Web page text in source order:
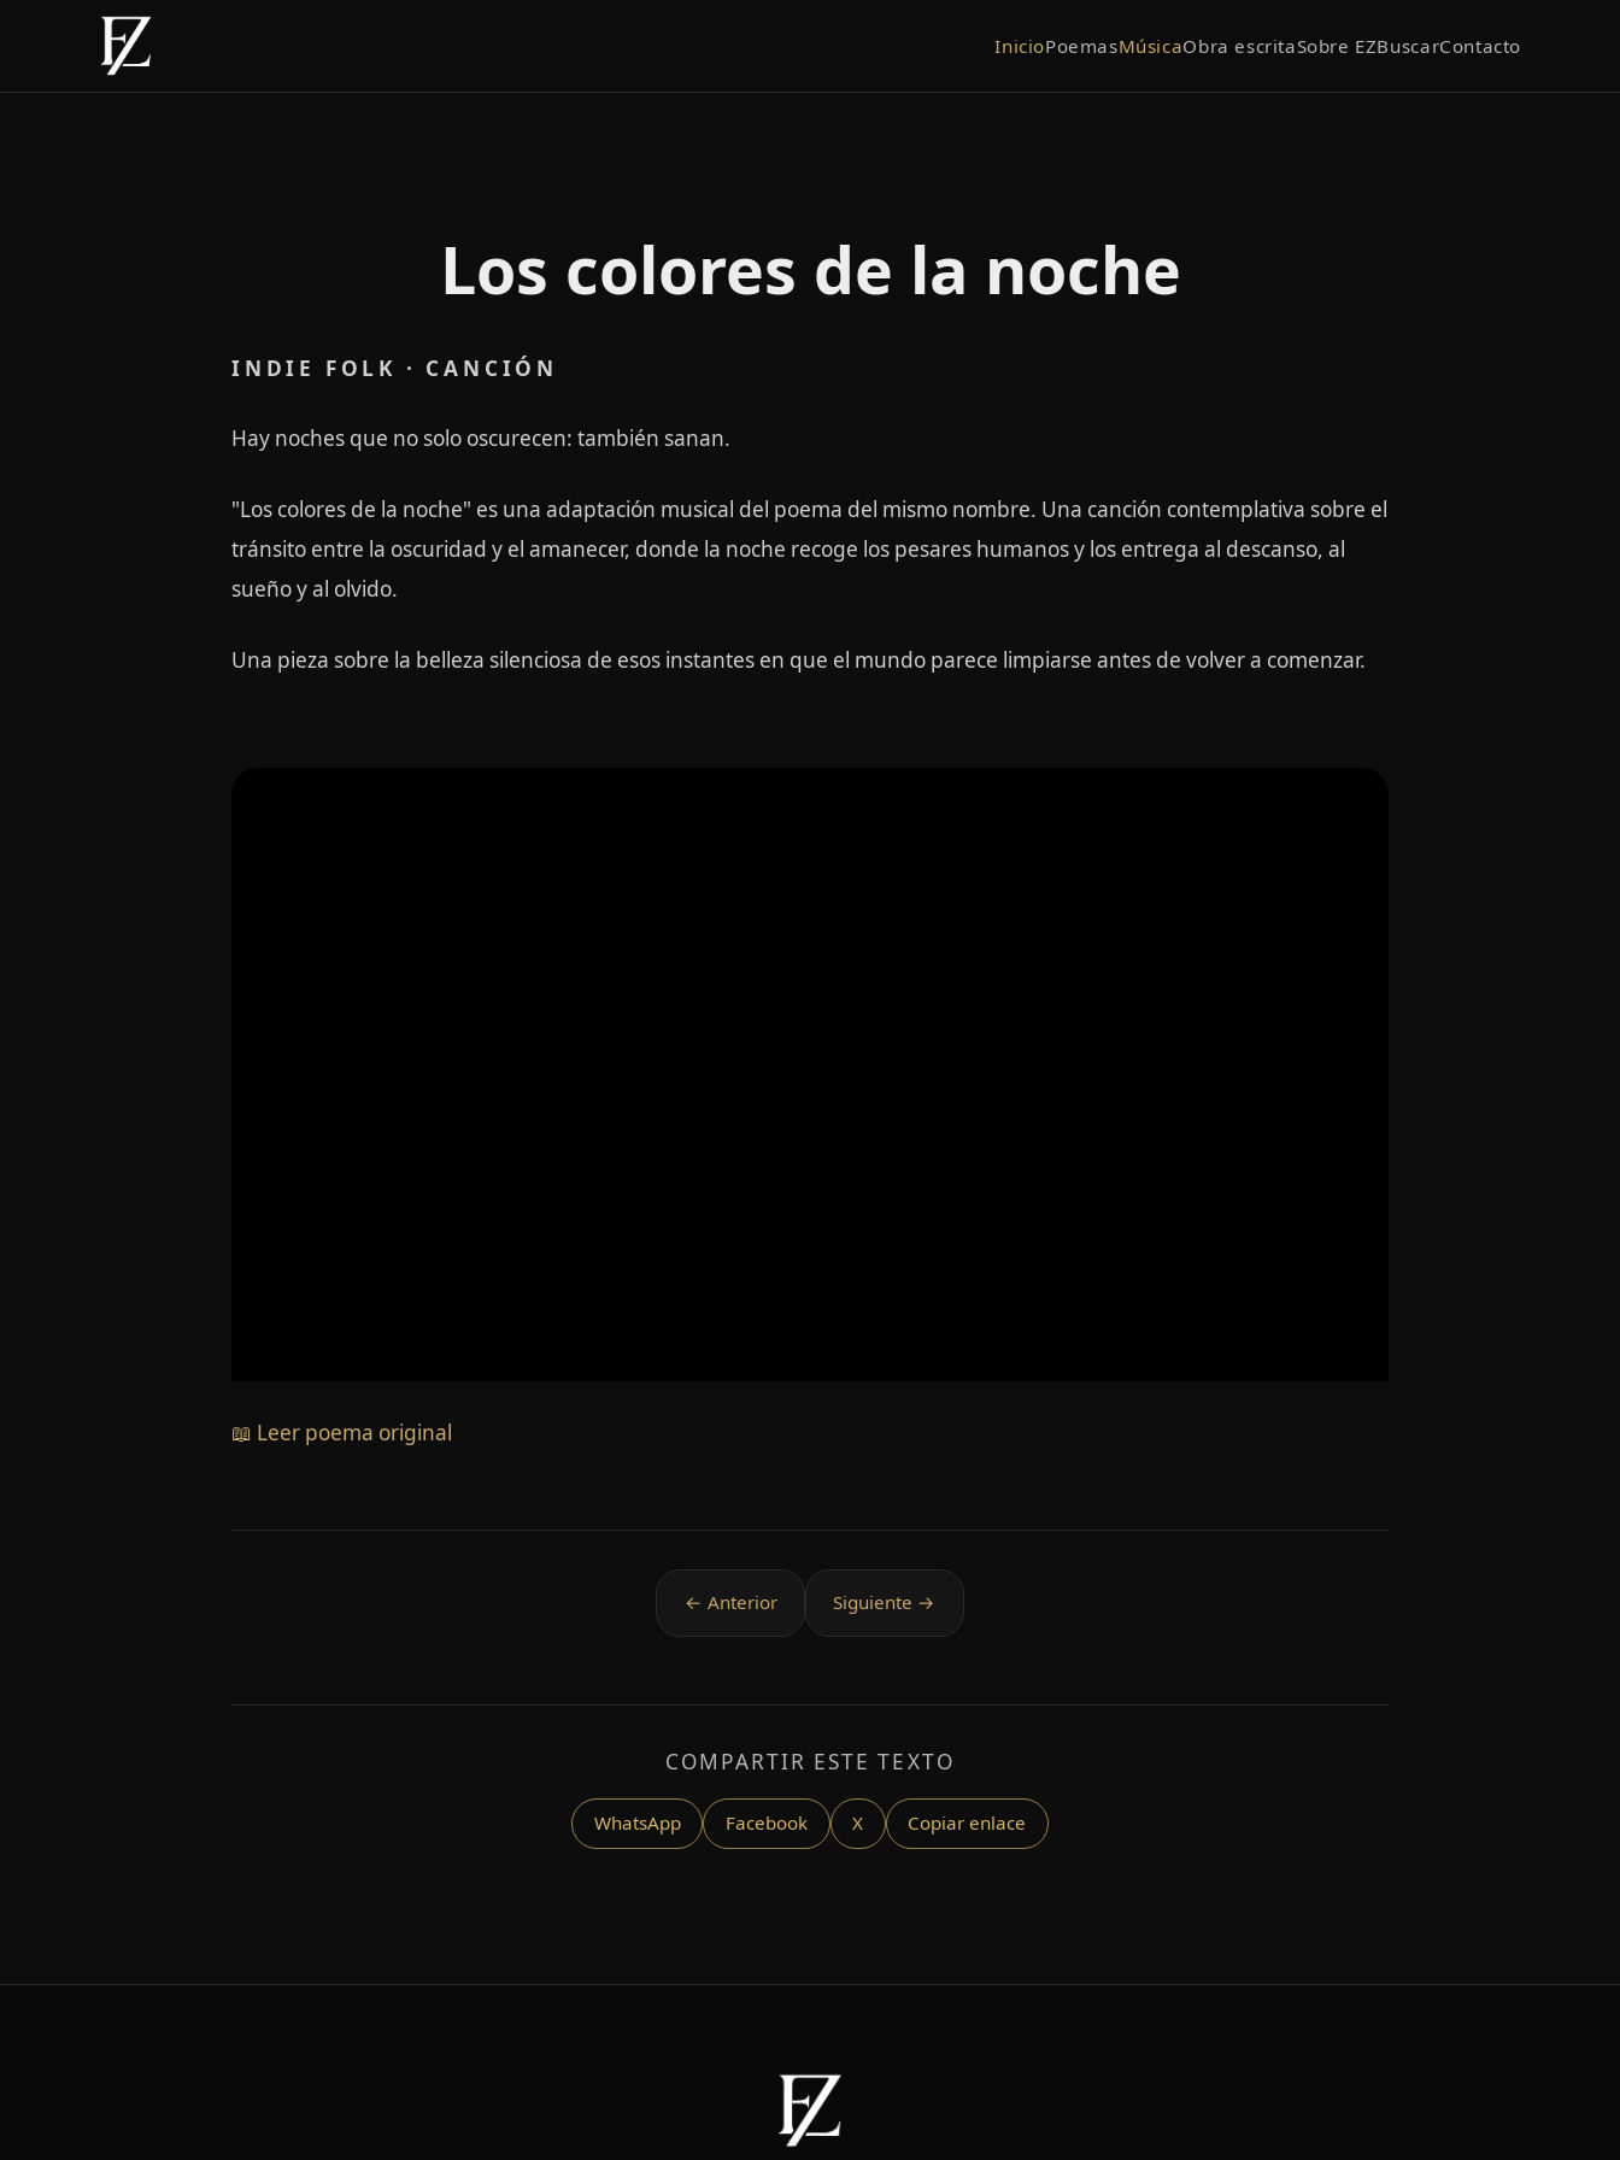
InicioPoemasMúsicaObra escritaSobre EZBuscarContacto
Los colores de la noche
INDIE FOLK · CANCIÓN
Hay noches que no solo oscurecen: también sanan.
"Los colores de la noche" es una adaptación musical del poema del mismo nombre. Una canción contemplativa sobre el
tránsito entre la oscuridad y el amanecer, donde la noche recoge los pesares humanos y los entrega al descanso, al
sueño y al olvido.
Una pieza sobre la belleza silenciosa de esos instantes en que el mundo parece limpiarse antes de volver a comenzar.
📖 Leer poema original
COMPARTIR ESTE TEXTO
WhatsApp Facebook X Copiar enlace